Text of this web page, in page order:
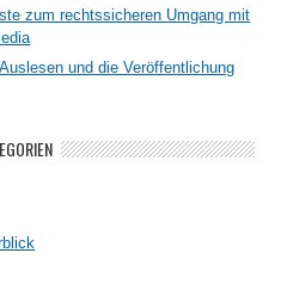
zum rechtssicheren Umgang mit
und die Veröffentlichung